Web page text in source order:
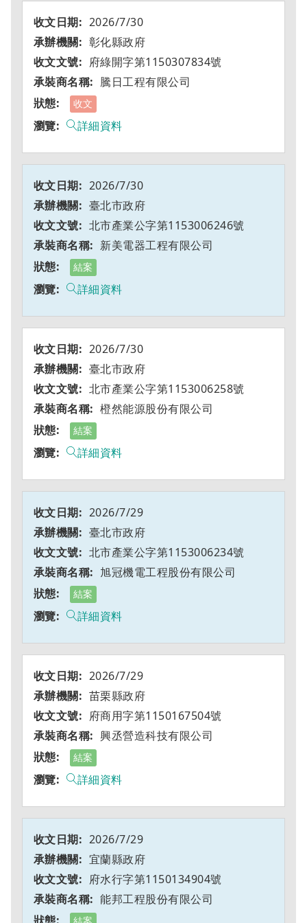
2026/7/30
彰化縣政府
府綠開字第1150307834號
騰日工程有限公司
收文
詳細資料
2026/7/30
臺北市政府
北市產業公字第1153006246號
新美電器工程有限公司
結案
詳細資料
2026/7/30
臺北市政府
北市產業公字第1153006258號
橙然能源股份有限公司
結案
詳細資料
2026/7/29
臺北市政府
北市產業公字第1153006234號
旭冠機電工程股份有限公司
結案
詳細資料
2026/7/29
苗栗縣政府
府商用字第1150167504號
興丞營造科技有限公司
結案
詳細資料
2026/7/29
宜蘭縣政府
府水行字第1150134904號
能邦工程股份有限公司